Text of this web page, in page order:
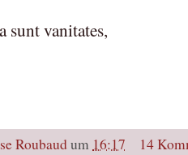
sunt vanitates,
Roubaudum 16:17
14